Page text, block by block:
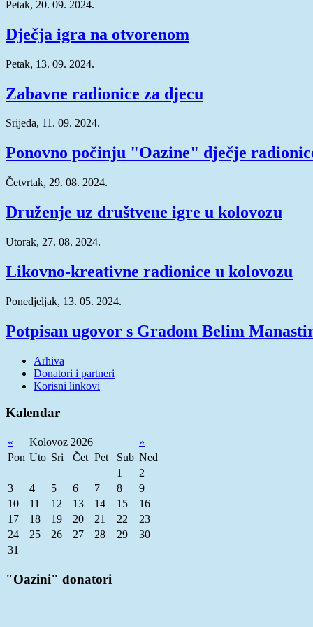
Petak, 20. 09. 2024.
Dječja igra na otvorenom
Petak, 13. 09. 2024.
Zabavne radionice za djecu
Srijeda, 11. 09. 2024.
Ponovno počinju "Oazine" dječje
Četvrtak, 29. 08. 2024.
Druženje uz društvene igre u kolovozu
Utorak, 27. 08. 2024.
Likovno-kreativne radionice u kolovozu
Ponedjeljak, 13. 05. 2024.
Potpisan ugovor s Gradom Belim
Arhiva
Donatori i partneri
Korisni linkovi
Kalendar
« Kolovoz 2026
»
Pon Uto Sri Čet Pet Sub Ned
1
2
3
4 5 6 7 8
9
10
11 12 13 14 15
16
17
18 19 20 21 22
23
24
25 26 27 28 29
30
31
"Oazini" donatori